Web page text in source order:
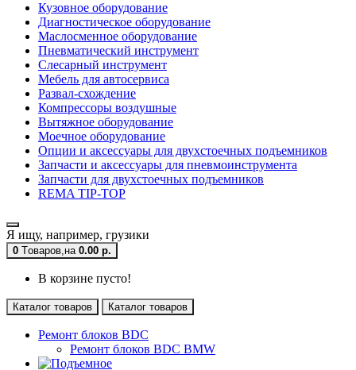
Кузовное оборудование
Диагностическое оборудование
Маслосменное оборудование
Пневматический инструмент
Слесарный инструмент
Мебель для автосервиса
Развал-схождение
Компрессоры воздушные
Вытяжное оборудование
Моечное оборудование
Опции и аксессуары для двухстоечных подъемников
Запчасти и аксессуары для пневмоинструмента
Запчасти для двухстоечных подъемников
REMA TIP-TOP
Я ищу, например, грузики
0 Tоваров,на 0.00 р.
В корзине пусто!
Каталог товаров Каталог товаров
Ремонт блоков BDC
Ремонт блоков BDC BMW